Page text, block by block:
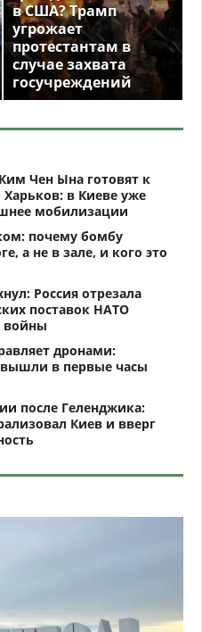
в США? Трамп
угрожает
протестантам в
случае захвата
госучреждений
Чен Ына готовят к
в Киеве уже
мобилизации
почему бомбу
а не в зале, и кого это
Россия отрезала
поставок НАТО
войны
дронами:
в первые часы
после Геленджика:
Киев и вверг